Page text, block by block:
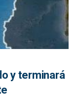
y terminará